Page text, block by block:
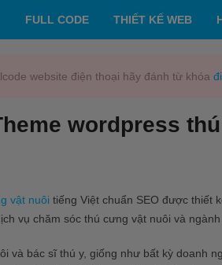
FULL CODE THIẾT KẾ WEB
website điện thoại hãy đánh từ khóa
wordpress
vật nuôi tiếng Việt chuẩn SEO được thiết
vụ chăm sóc thú cưng vật nuôi và ngành
và bác sĩ thú y, giống như bất kỳ doanh